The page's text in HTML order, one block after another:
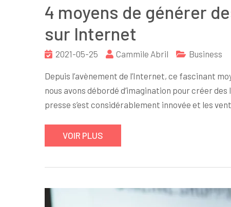
4 moyens de générer
sur Internet
2021-05-25 Cammile Abril Business
Depuis l’avènement de l’Internet, ce fascinant
nous avons débordé d’imagination pour créer
presse s’est considérablement innovée et les
VOIR PLUS